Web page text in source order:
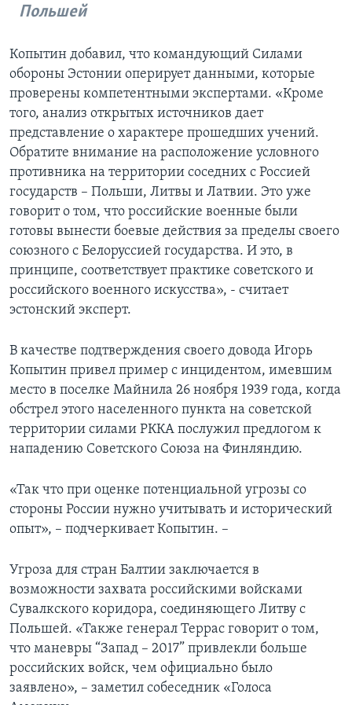
Польшей
Копытин добавил, что командующий Силами
обороны Эстонии оперирует данными, которые
проверены компетентными экспертами. «Кроме
того, анализ открытых источников дает
представление о характере прошедших учений.
Обратите внимание на расположение условного
противника на территории соседних с Россией
государств – Польши, Литвы и Латвии. Это уже
говорит о том, что российские военные были
готовы вынести боевые действия за пределы своего
союзного с Белоруссией государства. И это, в
принципе, соответствует практике советского и
российского военного искусства», - считает
эстонский эксперт.
В качестве подтверждения своего довода Игорь
Копытин привел пример с инцидентом, имевшим
место в поселке Майнила 26 ноября 1939 года, когда
обстрел этого населенного пункта на советской
территории силами РККА послужил предлогом к
нападению Советского Союза на Финляндию.
«Так что при оценке потенциальной угрозы со
стороны России нужно учитывать и исторический
опыт», – подчеркивает Копытин. –
Угроза для стран Балтии заключается в
возможности захвата российскими войсками
Сувалкского коридора, соединяющего Литву с
Польшей. «Также генерал Террас говорит о том,
что маневры “Запад – 2017” привлекли больше
российских войск, чем официально было
заявлено», – заметил собеседник «Голоса